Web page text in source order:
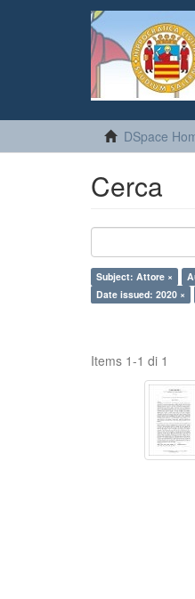
DSpace
Cerca
Subject: Attore ×
Date issued: 2020 ×
Items 1-1 di 1